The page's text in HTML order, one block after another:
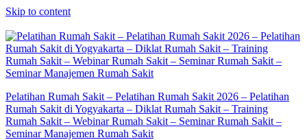
Skip to content
Pelatihan Rumah Sakit – Pelatihan Rumah Sakit 2026 – Pelatihan
Rumah Sakit di Yogyakarta – Diklat Rumah Sakit – Training
Rumah Sakit – Webinar Rumah Sakit – Seminar Rumah Sakit –
Seminar Manajemen Rumah Sakit